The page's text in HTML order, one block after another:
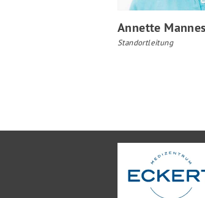
Annette Mannes
Standortleitung